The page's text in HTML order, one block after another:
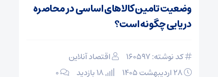
وضعیت تامین کالاهای اساسی در محاصره
دریایی چگونه است؟
کد نوشته: 160597
اقتصاد آنلاین
۰